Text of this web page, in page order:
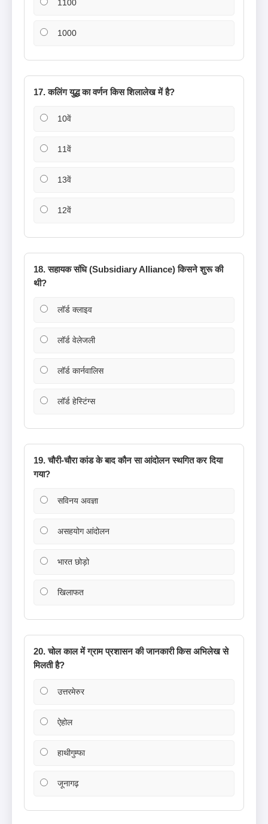
1100
1000
17. कलिंग युद्ध का वर्णन किस शिलालेख में है?
10वें
11वें
13वें
12वें
18. सहायक संधि (Subsidiary Alliance) किसने शुरू की
थी?
लॉर्ड क्लाइव
लॉर्ड वेलेजली
लॉर्ड कार्नवालिस
लॉर्ड हेस्टिंग्स
19. चौरी-चौरा कांड के बाद कौन सा आंदोलन स्थगित कर दिया
गया?
सविनय अवज्ञा
असहयोग आंदोलन
भारत छोड़ो
खिलाफत
20. चोल काल में ग्राम प्रशासन की जानकारी किस अभिलेख से
मिलती है?
उत्तरमेरुर
ऐहोल
हाथीगुम्फा
जूनागढ़